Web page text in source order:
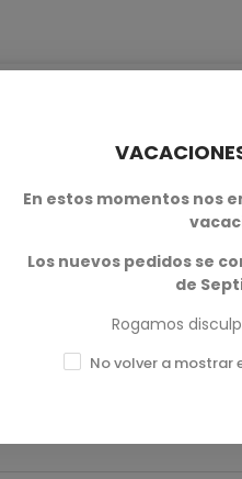
En estos momentos nos
Los nuevos pedidos se
de
Rogamos
No volver a mostrar